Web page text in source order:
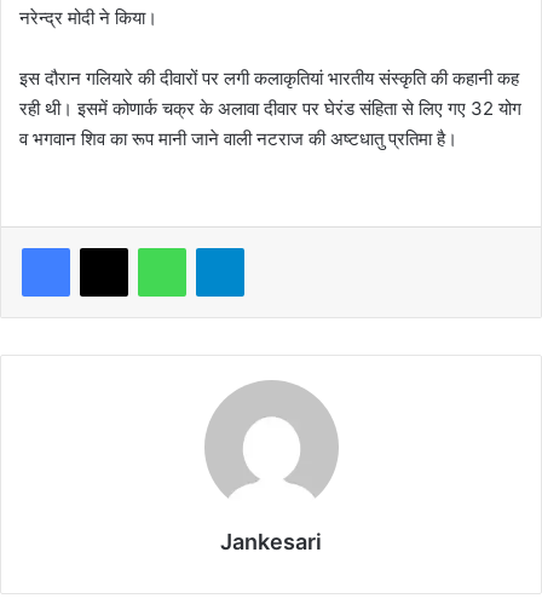
नरेन्द्र मोदी ने किया।
इस दौरान गलियारे की दीवारों पर लगी कलाकृतियां भारतीय संस्कृति की कहानी कह
रही थी। इसमें कोणार्क चक्र के अलावा दीवार पर घेरंड संहिता से लिए गए 32 योग
व भगवान शिव का रूप मानी जाने वाली नटराज की अष्टधातु प्रतिमा है।
Jankesari